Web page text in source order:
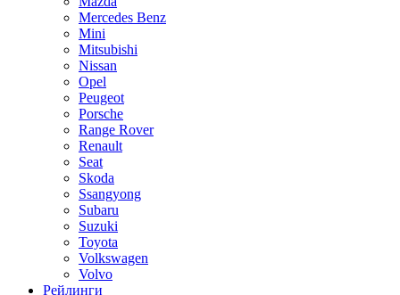
Mercedes Benz
Mini
Mitsubishi
Nissan
Opel
Peugeot
Porsche
Range Rover
Renault
Seat
Skoda
Ssangyong
Subaru
Suzuki
Toyota
Volkswagen
Volvo
Рейлинги